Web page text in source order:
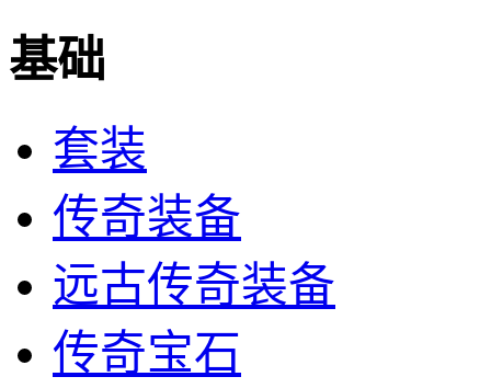
基础
套装
传奇装备
远古传奇装备
传奇宝石